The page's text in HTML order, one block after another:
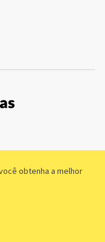
obtenha a melhor
0001-89 - Rua Dr.
Paulo/SP - Brasil